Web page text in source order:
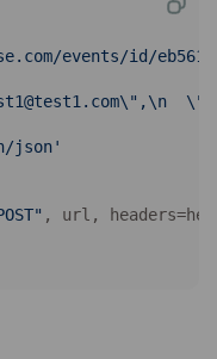
events/id/
json'
, url,